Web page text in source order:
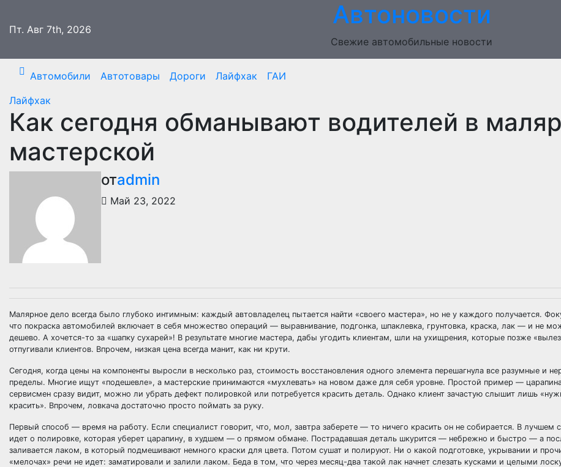
содержимому
Пт. Авг 7th, 2026 Автоновости
Свежие автомобильные новости
Автомобили Автотовары Дороги Лайфхак
ГАИ
Лайфхак
Как сегодня обманывают водителей в
мастерской
отadmin
Май 23, 2022
Малярное дело всегда было глубоко интимным: каждый автовладелец пытается найти «своего мастера», но не у каждого получается.
что покраска автомобилей включает в себя множество операций — выравнивание, подгонка, шпаклевка, грунтовка, краска, лак — и не
дешево. А хочется-то за «шапку сухарей»! В результате многие мастера, дабы угодить клиентам, шли на ухищрения, которые позже
отпугивали клиентов. Впрочем, низкая цена всегда манит, как ни крути.
Сегодня, когда цены на компоненты выросли в несколько раз, стоимость восстановления одного элемента перешагнула все разумные и
пределы. Многие ищут «подешевле», а мастерские принимаются «мухлевать» на новом даже для себя уровне. Простой пример —
сервисмен сразу видит, можно ли убрать дефект полировкой или потребуется красить деталь. Однако клиент зачастую слышит лишь
красить». Впрочем, ловкача достаточно просто поймать за руку.
Первый способ — время на работу. Если специалист говорит, что, мол, завтра заберете — то ничего красить он не собирается. В лучшем
идет о полировке, которая уберет царапину, в худшем — о прямом обмане. Пострадавшая деталь шкурится — небрежно и быстро — а
заливается лаком, в который подмешивают немного краски для цвета. Потом сушат и полируют. Ни о какой подготовке, укрывании и
«мелочах» речи не идет: заматировали и залили лаком. Беда в том, что через месяц-два такой лак начнет слезать кусками и целыми